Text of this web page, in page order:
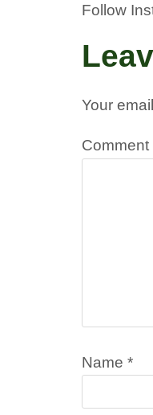
Follow
Your
Comment
Name *